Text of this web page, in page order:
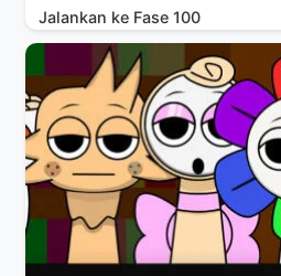
Jalankan ke Fase 100